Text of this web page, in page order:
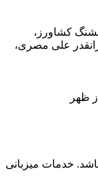
قشنگ کشاورز،
علی مصری،
خدمات میزبانی